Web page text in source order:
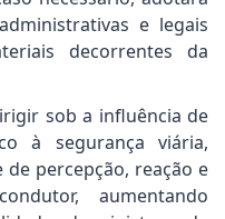
e legais
decorrentes da
sob a influência de
à segurança viária,
percepção, reação e
aumentando